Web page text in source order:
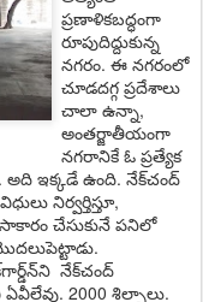
ప్రణాళికబ‌ద్ధంగా
రూపుదిద్దుకున్న
న‌గ‌రం. ఈ న‌గ‌రంలో
చూడ‌ద‌గ్గ ప్ర‌దేశాలు
చాలా ఉన్నా,
అంత‌ర్జాతీయంగా
న‌గ‌రానికే ఓ ప్ర‌త్యేక
అది ఇక్క‌డే ఉంది. నేక్‌చంద్
నిర్వర్తిస్తూ,
చేసుకునే ప‌నిలో
నేక్‌చంద్
2000 శిల్పాలు.